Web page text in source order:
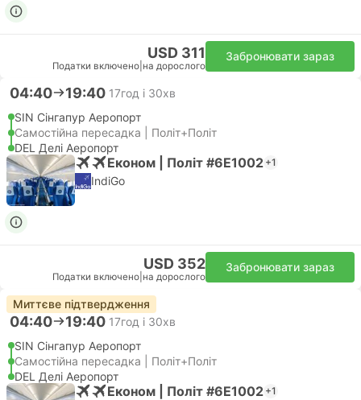
USD 311
Податки включено на дорослого
Забронювати зараз
04:40 19:40 17год і 30хв
SIN Сінгапур Аеропорт
Самостійна пересадка | Політ+Політ
DEL Делі Аеропорт
Економ | Політ #6E1002 +1
IndiGo
USD 352
Податки включено на дорослого
Забронювати зараз
Миттєве підтвердження
04:40 19:40 17год і 30хв
SIN Сінгапур Аеропорт
Самостійна пересадка | Політ+Політ
DEL Делі Аеропорт
Економ | Політ #6E1002 +1